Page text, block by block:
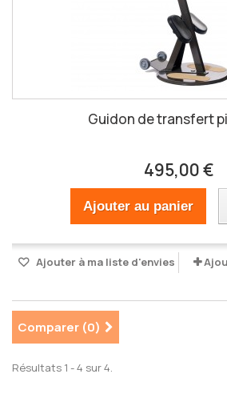
Guidon de transfert
495,00 €
Ajouter au panier
Ajouter à ma liste d'envies
Comparer (0)
Résultats 1 - 4 sur 4.